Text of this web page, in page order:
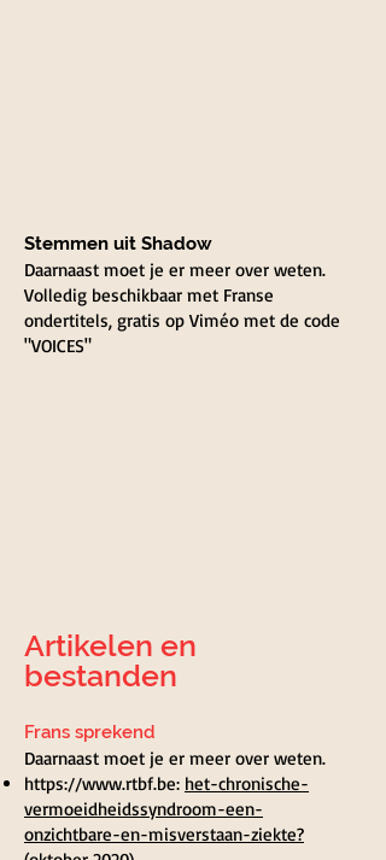
Stemmen uit Shadow
Daarnaast moet je er meer over weten.
Volledig beschikbaar met Franse
ondertitels, gratis op Viméo met de code
"VOICES"
Artikelen en
bestanden
Frans sprekend
Daarnaast moet je er meer over weten.
https://www.rtbf.be: het-chronische-
vermoeidheidssyndroom-een-
onzichtbare-en-misverstaan-ziekte?